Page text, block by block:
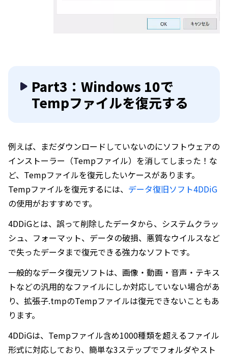
Part3：Windows 10で
Tempファイルを復元する
例えば、まだダウンロードしていないのにソフトウェアの
インストーラー（Tempファイル）を消してしまった！な
ど、Tempファイルを復元したいケースがあります。
Tempファイルを復元するには、 データ復旧ソフト4DDiG
の使用がおすすめです。
4DDiGとは、誤って削除したデータから、システムクラッ
シュ、フォーマット、データの破損、悪質なウイルスなど
で失ったデータまで復元できる強力なソフトです。
一般的なデータ復元ソフトは、画像・動画・音声・テキス
トなどの汎用的なファイルにしか対応していない場合があ
り、拡張子.tmpのTempファイルは復元できないこともあ
ります。
4DDiGは、Tempファイル含め1000種類を超えるファイル
形式に対応しており、簡単な3ステップでフォルダやスト